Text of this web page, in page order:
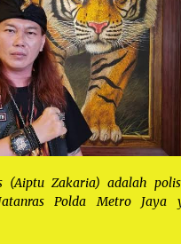
Support Camat Kedungwaringin
Logistik Ke Posko Jurpala Kosmi
1 tahun ago
Ucapan Terimakasih Ketua Umum
Indonesia dan KOSMI Indonesia
Cepat Polres Metro Bekasi dan
Timur yang Tangkap Oknum
Pengusiran Pendirian Posko
1 tahun ago
Kodim 0509 Kabupaten Bekasi
1 tahun ago
(Aiptu Zakaria) adalah
Polda Metro Jaya